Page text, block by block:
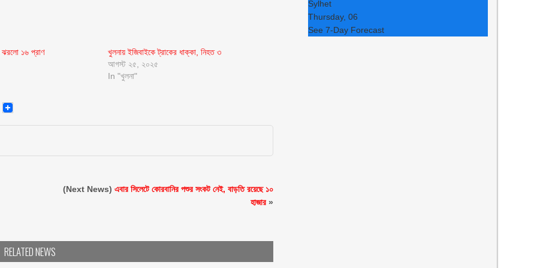
১৬ প্রাণ
খুলনায় ইজিবাইকে ট্রাকের ধাক্কা, নিহত ৩
আগস্ট ২৫, ২০২৫
In "খুলনা"
Email
(Next News)এবার সিলেটে কোরবানির পশুর সংকট নেই, বাড়তি রয়েছে ১০
হাজার»
RELATED NEWS
Sylhet
Thursday, 06
See 7-Day Forecast